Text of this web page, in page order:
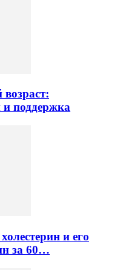
и поддержка
и его
за 60…